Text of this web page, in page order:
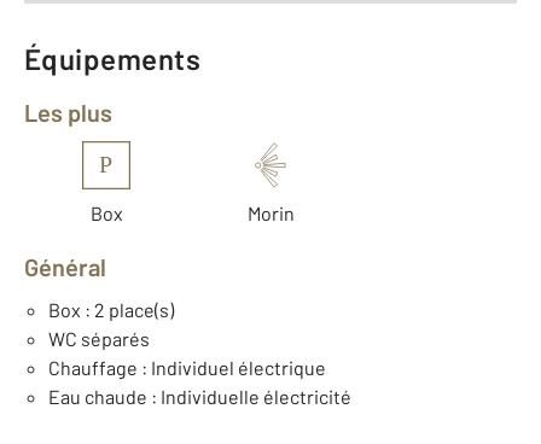
Équipements
Les plus
P
Box Morin
Général
Box : 2 place(s)
WC séparés
Chauffage : Individuel électrique
Eau chaude : Individuelle électricité